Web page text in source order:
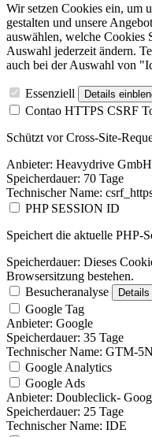
Wir setzen Cookies ein, um
gestalten und unsere
auswählen, welche Cookies
Auswahl jederzeit ändern.
auch bei der Auswahl von
Essenziell Details
Contao HTTPS CSRF
Schützt vor Cross-Site-
Anbieter: Heavydrive GmbH
Speicherdauer: 70 Tage
Technischer Name:
PHP SESSION ID
Speichert die aktuelle PHP-
Speicherdauer: Dieses
Browsersitzung bestehen.
Besucheranalyse
Google Tag
Anbieter: Google
Speicherdauer: 35 Tage
Technischer Name: GTM-
Google Analytics
Google Ads
Anbieter: Doubleclick-
Speicherdauer: 25 Tage
Technischer Name: IDE